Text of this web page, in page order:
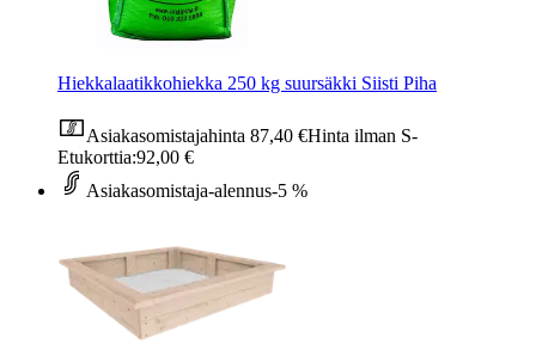
Hiekkalaatikkohiekka 250 kg suursäkki Siisti Piha
Asiakasomistajahinta 87,40 €Hinta ilman S-
Etukorttia:92,00 €
Asiakasomistaja-alennus-5 %